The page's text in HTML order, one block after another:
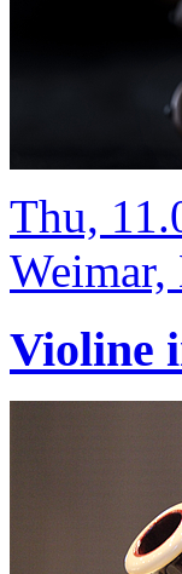
Thu,
Weimar,
Violine